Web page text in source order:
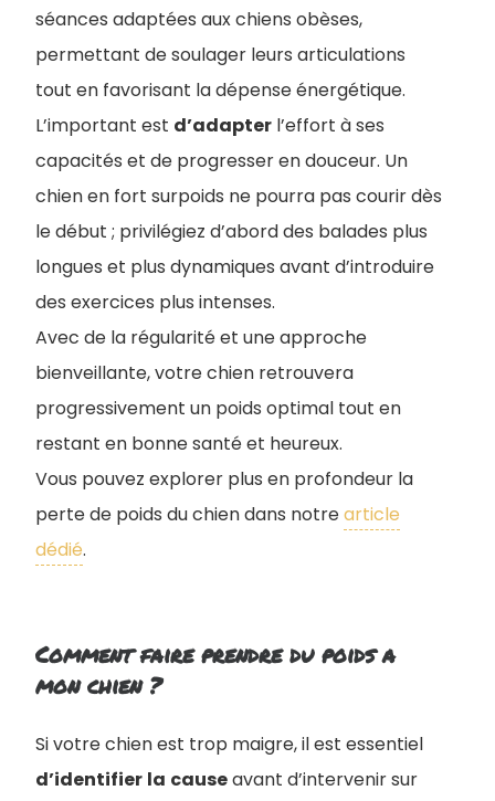
séances adaptées aux chiens obèses,
permettant de soulager leurs articulations
tout en favorisant la dépense énergétique.
L’important est d’adapter l’effort à ses
capacités et de progresser en douceur. Un
chien en fort surpoids ne pourra pas courir dès
le début ; privilégiez d’abord des balades plus
longues et plus dynamiques avant d’introduire
des exercices plus intenses.
Avec de la régularité et une approche
bienveillante, votre chien retrouvera
progressivement un poids optimal tout en
restant en bonne santé et heureux.
Vous pouvez explorer plus en profondeur la
perte de poids du chien dans notrearticle
dédié.
Comment faire prendre du poids a
mon chien ?
Si votre chien est trop maigre, il est essentiel
d’identifier la causeavant d’intervenir sur